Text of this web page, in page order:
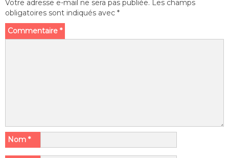
Votre adresse e-mail ne sera pas publiée. Les champs
obligatoires sont indiqués avec *
Commentaire *
Nom *